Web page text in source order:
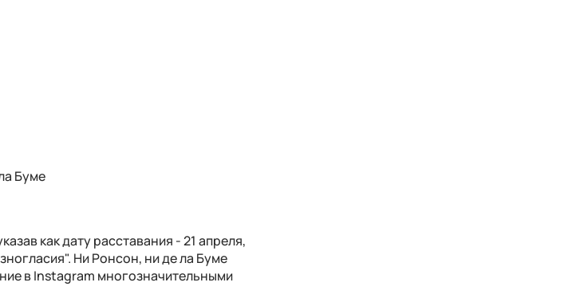
Буме
как дату расставания - 21 апреля,
Ни Ронсон, ни де ла Буме
в Instagram многозначительными